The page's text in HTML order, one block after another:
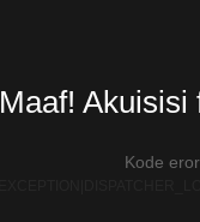
Maaf! Akuisisi
Kode